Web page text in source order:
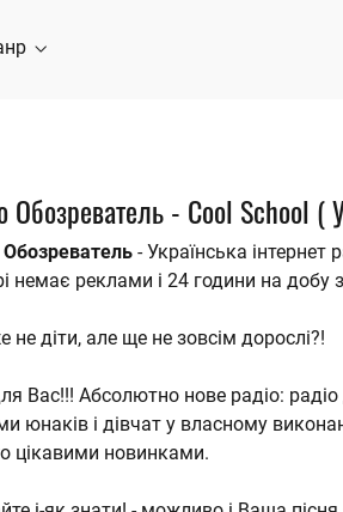
Обозреватель - Cool School (
Обозреватель - Українська інтернет
немає реклами і 24 години на добу
не діти, але ще не зовсім дорослі?!
Вас!!! Абсолютно нове радіо:
юнаків і дівчат у власному
цікавими новинками.